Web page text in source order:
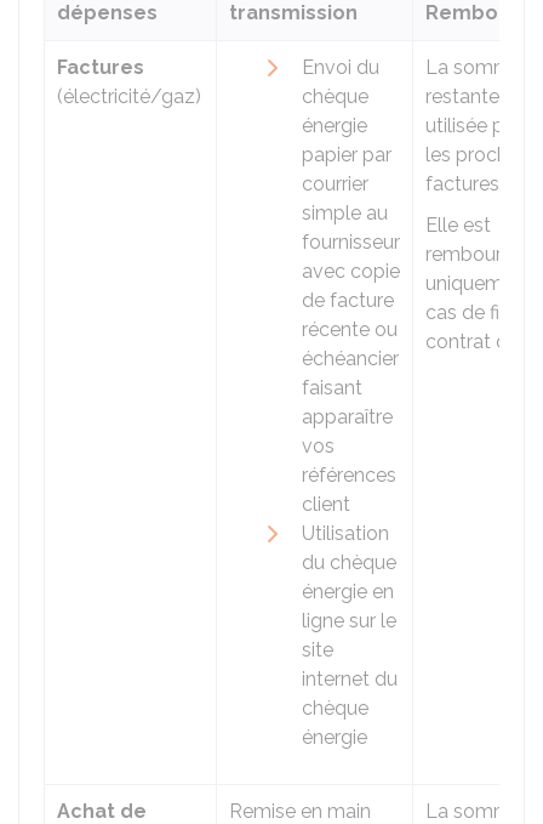
dépenses
transmission
Factures
(électricité/gaz)
Envoi du
chèque
énergie
papier par
courrier
simple au
fournisseur
avec copie
de facture
récente ou
échéancier
faisant
apparaître
vos
références
client
Utilisation
du chèque
énergie en
ligne sur le
site
internet du
chèque
énergie
La somme
restante est
utilisée pour
les
factures.
Elle est
uniquement
cas de fin de
contrat
Achat de
Remise en main
La somme